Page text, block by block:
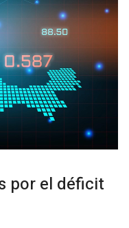
por el déficit